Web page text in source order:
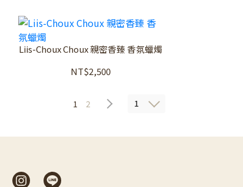
Liis-Choux Choux 親密香臻 香氛蠟燭
NT$2,500
1 2 1